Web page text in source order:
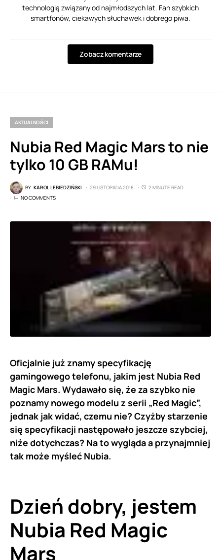
technologią związany od najmłodszych lat. Fan szybkich
smartfonów, ciekawych słuchawek i dobrego piwa.
Zobacz komentarze
AKTUALNOŚCI
Nubia Red Magic Mars to nie
tylko 10 GB RAMu!
BY KAROL LEBIEDZIŃSKI 29 LISTOPADA 2018
2 MINUTE READ
NO COMMENTS
Oficjalnie już znamy specyfikację
gamingowego telefonu, jakim jest Nubia Red
Magic Mars. Wydawało się, że za szybko nie
poznamy nowego modelu z serii „Red Magic”,
jednak jak widać, czemu nie? Czyżby starzenie
się specyfikacji następowało jeszcze szybciej,
niże dotychczas? Na to wygląda a przynajmniej
tak może myśleć Nubia.
Dzień dobry, jestem
Nubia Red Magic
Mars